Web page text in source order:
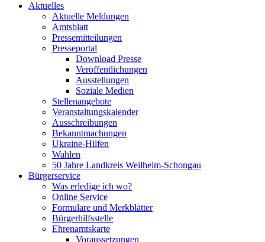
Aktuelles
Aktuelle Meldungen
Amtsblatt
Pressemitteilungen
Presseportal
Download Presse
Veröffentlichungen
Ausstellungen
Soziale Medien
Stellenangebote
Veranstaltungskalender
Ausschreibungen
Bekanntmachungen
Ukraine-Hilfen
Wahlen
50 Jahre Landkreis Weilheim-Schongau
Bürgerservice
Was erledige ich wo?
Online Service
Formulare und Merkblätter
Bürgerhilfsstelle
Ehrenamtskarte
Voraussetzungen